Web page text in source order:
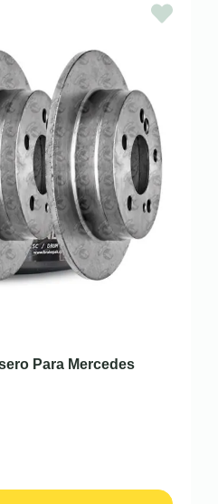
Para Mercedes